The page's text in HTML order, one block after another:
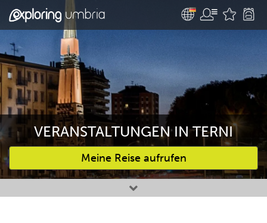
VERANSTALTUNGEN IN TERNI
Meine Reise aufrufen
Bevorzugte Aktivitäten